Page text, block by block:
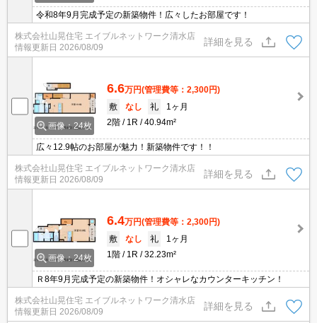
令和8年9月完成予定の新築物件！広々したお部屋です！
株式会社山晃住宅 エイブルネットワーク清水店
情報更新日 2026/08/09
詳細を見る
画像：24枚
6.6万円(管理費等：2,300円)
敷
なし 礼
1ヶ月
2階
1R 40.94m²
広々12.9帖のお部屋が魅力！新築物件です！！
株式会社山晃住宅 エイブルネットワーク清水店
情報更新日 2026/08/09
詳細を見る
画像：24枚
6.4万円(管理費等：2,300円)
敷
なし 礼
1ヶ月
1階
1R 32.23m²
Ｒ8年9月完成予定の新築物件！オシャレなカウンターキッチン！
株式会社山晃住宅 エイブルネットワーク清水店
情報更新日 2026/08/09
詳細を見る